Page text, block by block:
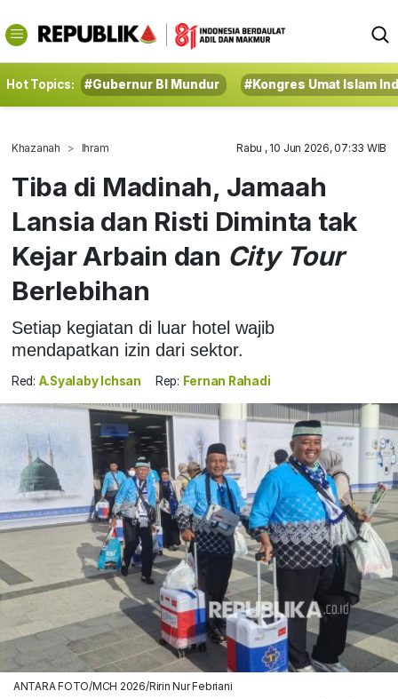
Hot Topics: #Gubernur BI Mundur #Kongres Umat Islam
Khazanah Ihram Rabu , 10 Jun 2026, 07:33 WIB
Tiba di Madinah, Jamaah
Lansia dan Risti Diminta tak
Kejar Arbain dan City Tour
Berlebihan
Setiap kegiatan di luar hotel wajib
mendapatkan izin dari sektor.
Red: A.Syalaby Ichsan Rep: Fernan Rahadi
ANTARA FOTO/MCH 2026/Ririn Nur Febriani